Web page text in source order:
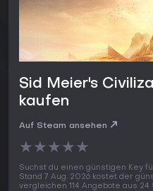
Sid Meier's
kaufen
Auf Steam ansehen
★★★★★
Suchst du einen günstigen Key
Stand 7 Aug. 2026 kostet der
vergleichen 114 Angebote aus